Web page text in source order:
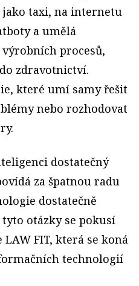
taxi, na internetu
a umělá
procesů,
zdravotnictví.
které umí samy řešit
nebo rozhodovat
dostatečný
za špatnou radu
dostatečně
tyto otázky se pokusí
FIT, která se koná
technologií